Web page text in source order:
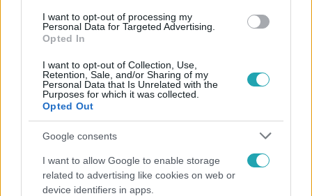
I want to opt-out of processing my
Personal Data for Targeted Advertising.
Opted In
I want to opt-out of Collection, Use,
Retention, Sale, and/or Sharing of my
Personal Data that Is Unrelated with the
Purposes for which it was collected.
Opted Out
Google consents
I want to allow Google to enable storage
related to advertising like cookies on web or
device identifiers in apps.